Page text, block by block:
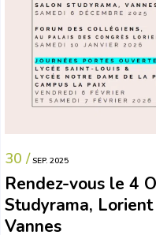
30 / SEP. 2025
Rendez-vous le 4
Studyrama,
Vannes